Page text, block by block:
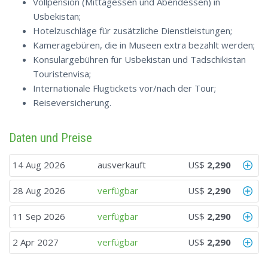
Usbekistan;
Hotelzuschläge für zusätzliche Dienstleistungen;
Kameragebüren, die in Museen extra bezahlt werden;
Konsulargebühren für Usbekistan und Tadschikistan
Touristenvisa;
Internationale Flugtickets vor/nach der Tour;
Reiseversicherung.
Daten und Preise
14 Aug 2026 ausverkauft US$ 2,290
28 Aug 2026 verfügbar US$ 2,290
11 Sep 2026 verfügbar US$ 2,290
2 Apr 2027 verfügbar US$ 2,290